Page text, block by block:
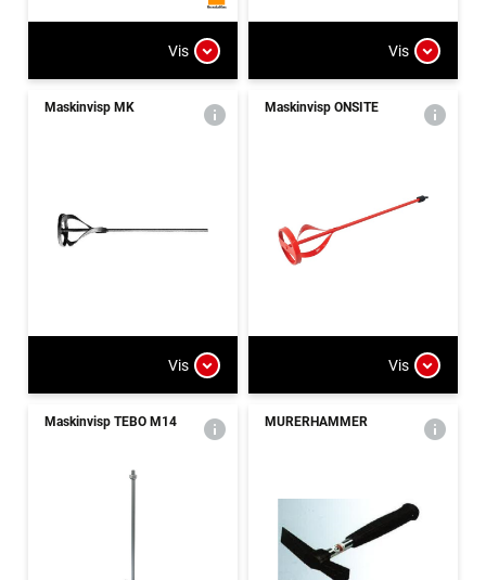
Vis Vis
Maskinvisp MK
Vis
Maskinvisp ONSITE
Vis
Maskinvisp TEBO M14 MURERHAMMER